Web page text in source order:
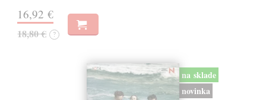
16,92 €
18,80 € ?
na sklade
novinka